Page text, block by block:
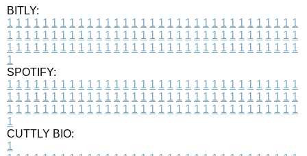
BITLY:
1 1 1 1 1 1 1 1 1 1 1 1 1 1 1 1 1 1 1 1 1 1 1 1 1 1 1 1 1 1 1 1 1
1 1 1 1 1 1 1 1 1 1 1 1 1 1 1 1 1 1 1 1 1 1 1 1 1 1 1 1 1 1 1 1 1
1 1 1 1 1 1 1 1 1 1 1 1 1 1 1 1 1 1 1 1 1 1 1 1 1 1 1 1 1 1 1 1 1
1
SPOTIFY:
1 1 1 1 1 1 1 1 1 1 1 1 1 1 1 1 1 1 1 1 1 1 1 1 1 1 1 1 1 1 1 1 1
1 1 1 1 1 1 1 1 1 1 1 1 1 1 1 1 1 1 1 1 1 1 1 1 1 1 1 1 1 1 1 1 1
1 1 1 1 1 1 1 1 1 1 1 1 1 1 1 1 1 1 1 1 1 1 1 1 1 1 1 1 1 1 1 1 1
1
CUTTLY BIO:
1